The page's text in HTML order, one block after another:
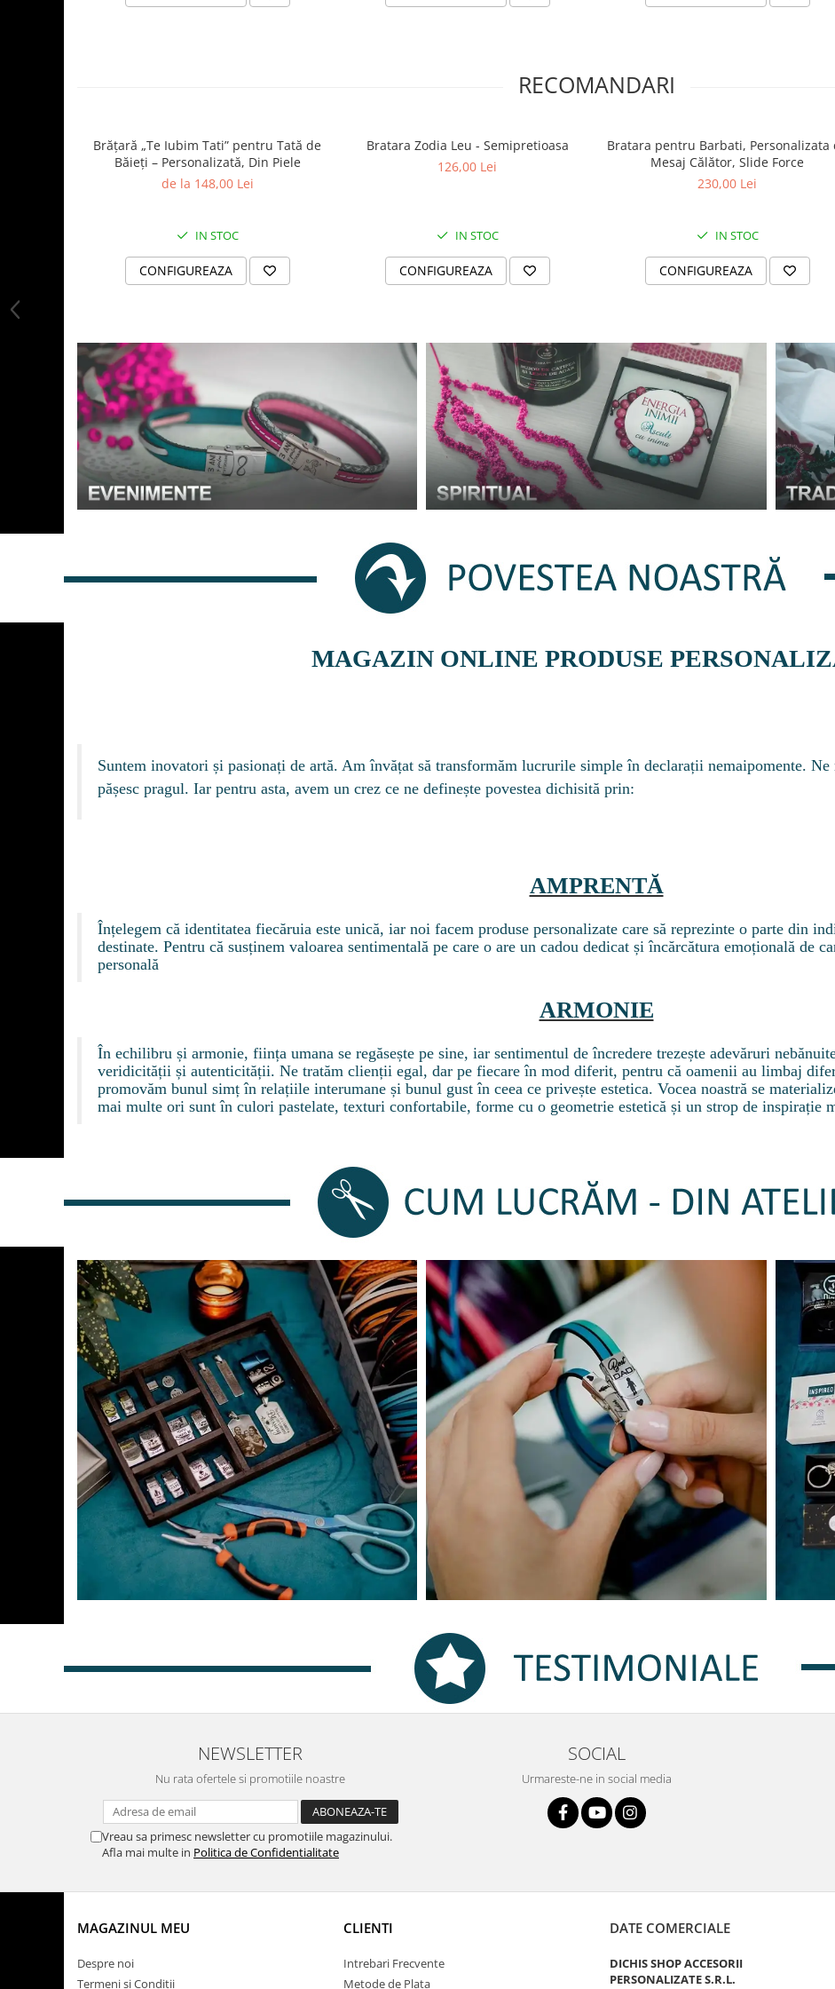
RECOMANDARI
Brățară „Te Iubim Tati” pentru Tată de
Băieți – Personalizată, Din Piele
de la 148,00 Lei
IN STOC
CONFIGUREAZA
Bratara Zodia Leu - Semipretioasa
126,00 Lei
IN STOC
CONFIGUREAZA
Bratara pentru Barbati, Personalizata
Mesaj Călător, Slide Force
230,00 Lei
IN STOC
CONFIGUREAZA
MAGAZIN ONLINE PRODUSE
Suntem inovatori și pasionați de artă. Am învățat să transformăm lucrurile simple în declarații nemaipomente. Ne
pășesc pragul. Iar pentru asta, avem un crez ce ne definește povestea dichisită prin:
AMPRENTĂ
Înțelegem că identitatea fiecăruia este unică, iar noi facem produse personalizate care să reprezinte o parte din
destinate. Pentru că susținem valoarea sentimentală pe care o are un cadou dedicat și încărcătura emoțională de
personală
ARMONIE
În echilibru și armonie, ființa umana se regăsește pe sine, iar sentimentul de încredere trezește adevăruri
veridicității și autenticității. Ne tratăm clienții egal, dar pe fiecare în mod diferit, pentru că oamenii au limbaj
promovăm bunul simț în relațiile interumane și bunul gust în ceea ce privește estetica. Vocea noastră se
mai multe ori sunt în culori pastelate, texturi confortabile, forme cu o geometrie estetică și un strop de inspirație
NEWSLETTER
Nu rata ofertele si promotiile noastre
Vreau sa primesc newsletter cu promotiile magazinului.
Afla mai multe in Politica de Confidentialitate
SOCIAL
Urmareste-ne in social media
MAGAZINUL MEU
Despre noi
Termeni si Conditii
CLIENTI
Intrebari Frecvente
Metode de Plata
DATE COMERCIALE
DICHIS SHOP ACCESORII
PERSONALIZATE S.R.L.